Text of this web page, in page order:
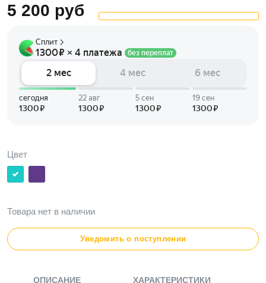
5 200 руб
Цвет
Товара нет в наличии
Уведомить о поступлении
ОПИСАНИЕ ХАРАКТЕРИСТИКИ